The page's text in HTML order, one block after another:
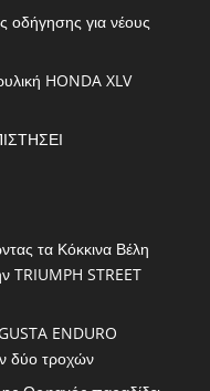
για νέους
HONDA XLV
τα Κόκκινα Βέλη
TRIUMPH STREET
ENDURO
δύο τροχών